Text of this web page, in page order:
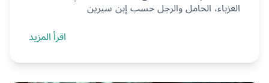
العزباء، الحامل والرجل حسب إبن سيرين
اقرأ المزيد